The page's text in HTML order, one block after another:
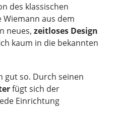
des klassischen
Wiemann aus dem
neues, zeitloses Design
kaum in die bekannten
gut so. Durch seinen
fügt sich der
Einrichtung